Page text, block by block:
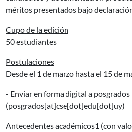
méritos presentados bajo
Cupo de la edición
50 estudiantes
Postulaciones
Desde el 1 de marzo hasta el 15 de
- Enviar en forma digital a posgrados
(posgrados[at]cse[dot]edu[dot]uy)
Antecedentes académicos1 (con